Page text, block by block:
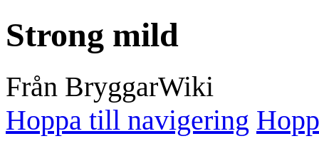
Strong mild
Från BryggarWiki
Hoppa till navigering